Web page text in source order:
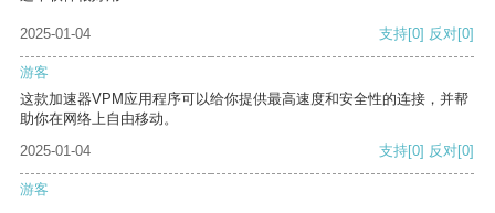
2025-01-04 支持[0] 反对[0]
游客
这款加速器VPM应用程序可以给你提供最高速度和安全性的连接，并帮
助你在网络上自由移动。
2025-01-04
支持[0] 反对[0]
游客